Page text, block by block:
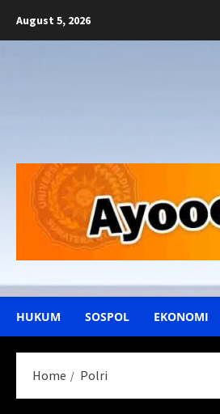
August 5, 2026
HUKUM SOSPOL EKONOMI
Home Polri